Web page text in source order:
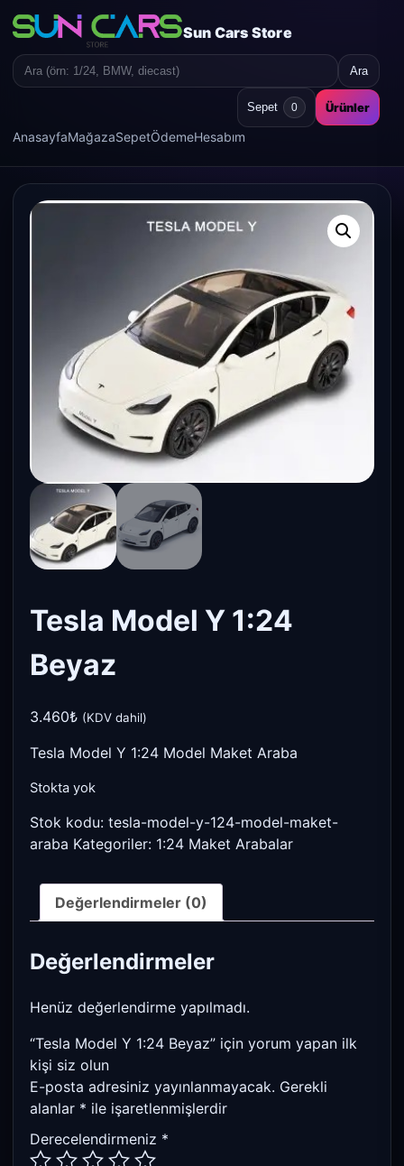
Sun Cars Store
AnasayfaMağazaSepetÖdemeHesabım
Search
Ara
Sepet 0 Ürünler
Tesla Model Y 1:24
Beyaz
3.460₺ (KDV dahil)
Tesla Model Y 1:24 Model Maket Araba
Stokta yok
Stok kodu: tesla-model-y-124-model-maket-
araba Kategoriler: 1:24 Maket Arabalar
Değerlendirmeler (0)
Değerlendirmeler
Henüz değerlendirme yapılmadı.
“Tesla Model Y 1:24 Beyaz” için yorum yapan ilk
kişi siz olun
E-posta adresiniz yayınlanmayacak. Gerekli
alanlar * ile işaretlenmişlerdir
Derecelendirmeniz *